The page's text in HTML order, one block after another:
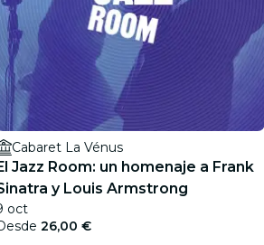
Cabaret La Vénus
Jazz Room: un homenaje a Frank
y Louis Armstrong
oct
26,00 €